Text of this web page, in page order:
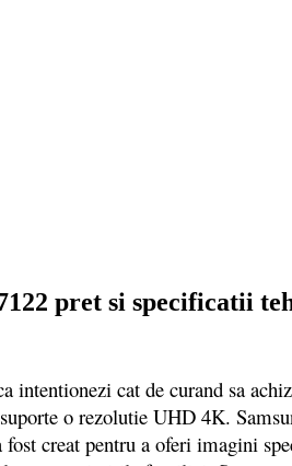
pret si specificatii
intentionezi cat de curand sa
o rezolutie UHD 4K.
creat pentru a oferi imagini